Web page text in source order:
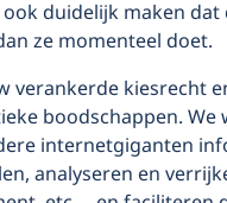
duidelijk maken dat
ze momenteel doet.
verankerde kiesrecht
boodschappen. We
internetgiganten
analyseren en